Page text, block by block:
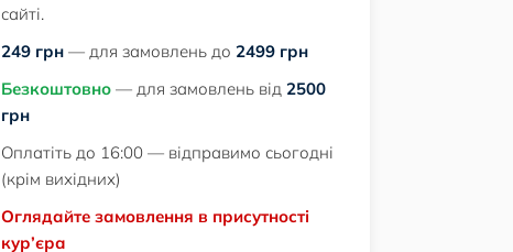
сайті.
249 грн — для замовлень до 2499 грн
Безкоштовно — для замовлень від 2500
грн
Оплатіть до 16:00 — відправимо сьогодні
(крім вихідних)
Оглядайте замовлення в присутності
кур’єра